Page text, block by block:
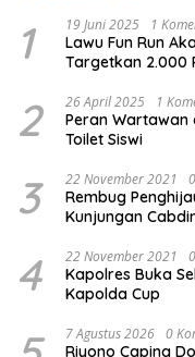
1 19 Juni 2025 1
Lawu Fun Run
Targetkan 2.000
2 26 April 2025 1
Peran Wartawan
Toilet Siswi
3 22 November 2021
Rembug
Kunjungan
4 22 November 2021
Kapolres Buka
Kapolda Cup
7 Agustus 2026 0
Riyono Caping